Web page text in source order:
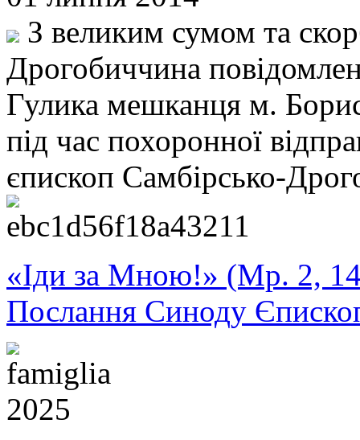
З великим сумом та
Дрогобиччина
Гулика мешканця м.
під час похоронної
єпископ Самбірсько-
«Іди за Мною!» (Мр. 2,
Послання Синоду